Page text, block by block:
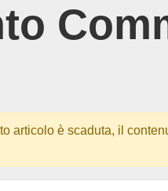
articolo è scaduta, il